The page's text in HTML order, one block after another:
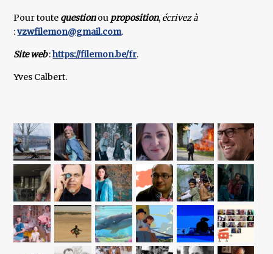
Pour toute questionou proposition, écrivez à
:vzwfilemon@gmail.com.
Site web:https://filemon.be/fr.
Yves Calbert.